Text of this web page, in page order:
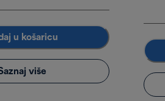
u košaricu
više